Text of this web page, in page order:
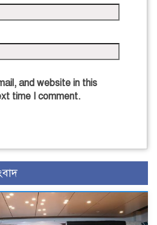
and website in this
time I comment.